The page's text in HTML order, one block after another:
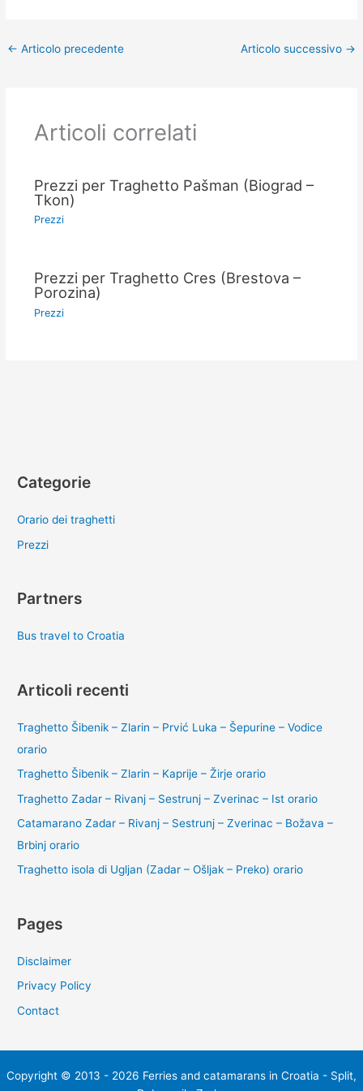
← Articolo precedente Articolo successivo →
Articoli correlati
Prezzi per Traghetto Pašman (Biograd –
Tkon)
Prezzi
Prezzi per Traghetto Cres (Brestova –
Porozina)
Prezzi
Categorie
Orario dei traghetti
Prezzi
Partners
Bus travel to Croatia
Articoli recenti
Traghetto Šibenik – Zlarin – Prvić Luka – Šepurine – Vodice
orario
Traghetto Šibenik – Zlarin – Kaprije – Žirje orario
Traghetto Zadar – Rivanj – Sestrunj – Zverinac – Ist orario
Catamarano Zadar – Rivanj – Sestrunj – Zverinac – Božava –
Brbinj orario
Traghetto isola di Ugljan (Zadar – Ošljak – Preko) orario
Pages
Disclaimer
Privacy Policy
Contact
Copyright © 2013 - 2026 Ferries and catamarans in Croatia - Split,